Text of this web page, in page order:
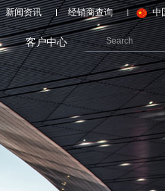
中
新闻资讯 经销商查询
客户中心